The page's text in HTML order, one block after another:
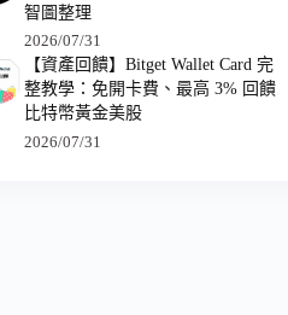
智圖整理
2026/07/31
【資產回饋】Bitget Wallet Card 完
整教學：免開卡費、最高 3% 回饋
比特幣黃金美股
2026/07/31